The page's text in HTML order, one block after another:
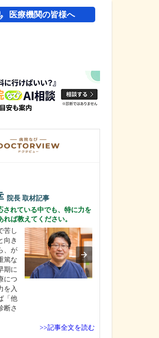
医療機関の皆様へ
院長 取材記事
れている中でも、特に力を
れば教えてください。
苦し
向き
、が
篤な
期に
につ
を入
「他
断さ
>>記事全文を読む